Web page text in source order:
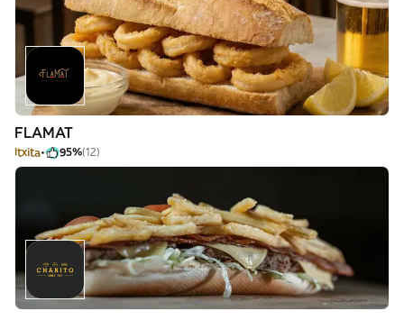
FLAMAT
Itxita 95%(12)